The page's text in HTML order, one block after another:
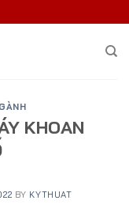
KHOAN
BY KYTHUAT